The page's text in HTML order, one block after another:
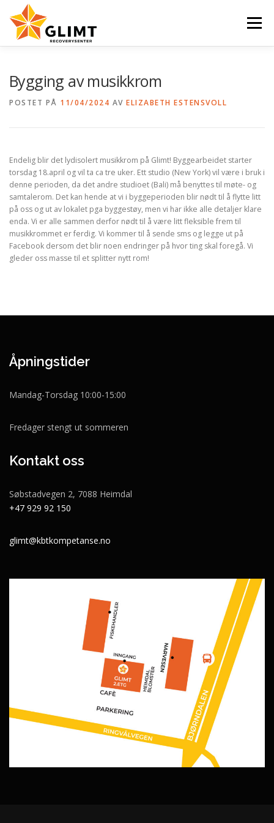
innhold
Meny
Bygging av musikkrom
POSTET PÅ 11/04/2024 AV ELIZABETH ESTENSVOLL
Endelig blir det lydisolert musikkrom på Glimt! Byggearbeidet starter
torsdag 18.april og vil ta ca tre uker. Ett studio (New York) vil være i bruk i
denne perioden, da det andre studioet (Bali) må benyttes til møte- og
samtalerom. Det kan hende at vi i byggeperioden blir nødt til å flytte litt
på oss og ut av lokalet pga byggestøy, men vi har ikke alle detaljer klare
enda. Vi er alle sammen derfor nødt til å være litt fleksible frem til
musikkrommet er ferdig. Vi kommer til å sende sms og legge ut på
Facebook dersom det blir noen endringer på hvor ting skal foregå. Vi
gleder oss masse til et splitter nytt rom!
Åpningstider
Mandag-Torsdag 10:00-15:00
Fredager stengt ut sommeren
Kontakt oss
Søbstadvegen 2, 7088 Heimdal
+47 929 92 150
glimt@kbtkompetanse.no